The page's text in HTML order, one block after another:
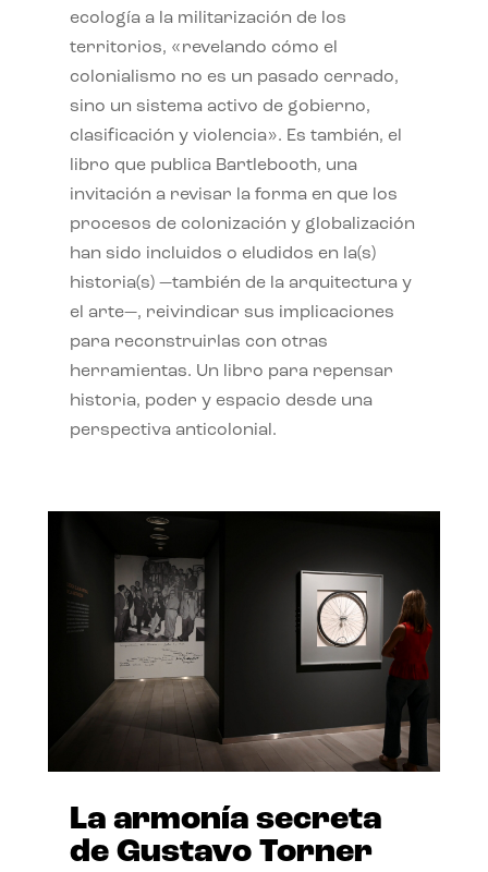
ecología a la militarización de los
territorios, «revelando cómo el
colonialismo no es un pasado cerrado,
sino un sistema activo de gobierno,
clasificación y violencia». Es también, el
libro que publica Bartlebooth, una
invitación a revisar la forma en que los
procesos de colonización y globalización
han sido incluidos o eludidos en la(s)
historia(s) —también de la arquitectura y
el arte—, reivindicar sus implicaciones
para reconstruirlas con otras
herramientas. Un libro para repensar
historia, poder y espacio desde una
perspectiva anticolonial.
La armonía secreta
de Gustavo Torner